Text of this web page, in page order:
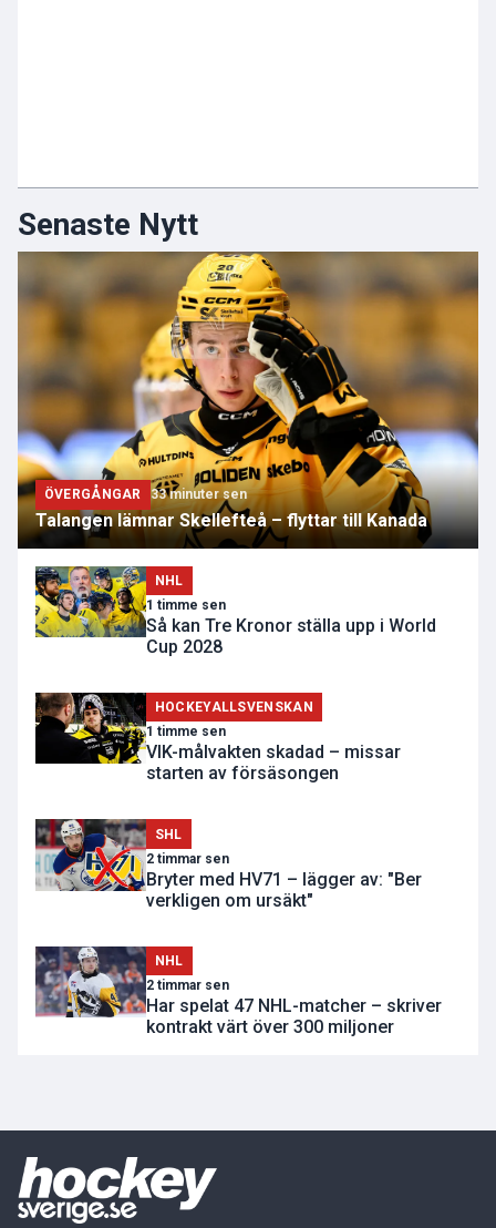
Senaste Nytt
ÖVERGÅNGAR 33 minuter sen
Talangen lämnar Skellefteå – flyttar till Kanada
NHL
1 timme sen
Så kan Tre Kronor ställa upp i World
Cup 2028
HOCKEYALLSVENSKAN
1 timme sen
VIK-målvakten skadad – missar
starten av försäsongen
SHL
2 timmar sen
Bryter med HV71 – lägger av: "Ber
verkligen om ursäkt"
NHL
2 timmar sen
Har spelat 47 NHL-matcher – skriver
kontrakt värt över 300 miljoner